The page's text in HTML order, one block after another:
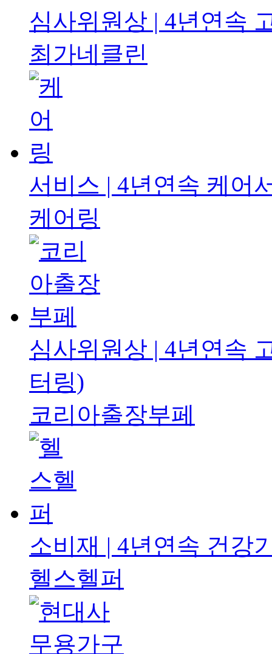
심사위원상 | 4년연속
최가네클린
서비스 | 4년연속 케어
케어링
심사위원상 | 4년연속
터링)
코리아출장부페
소비재 | 4년연속 건강
헬스헬퍼